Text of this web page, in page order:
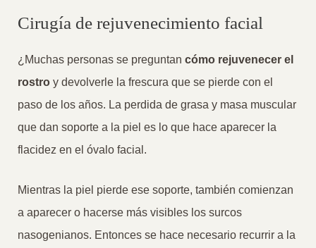
Cirugía de rejuvenecimiento facial
¿Muchas personas se preguntan cómo rejuvenecer el
rostro y devolverle la frescura que se pierde con el
paso de los años. La perdida de grasa y masa muscular
que dan soporte a la piel es lo que hace aparecer la
flacidez en el óvalo facial.
Mientras la piel pierde ese soporte, también comienzan
a aparecer o hacerse más visibles los surcos
nasogenianos. Entonces se hace necesario recurrir a la